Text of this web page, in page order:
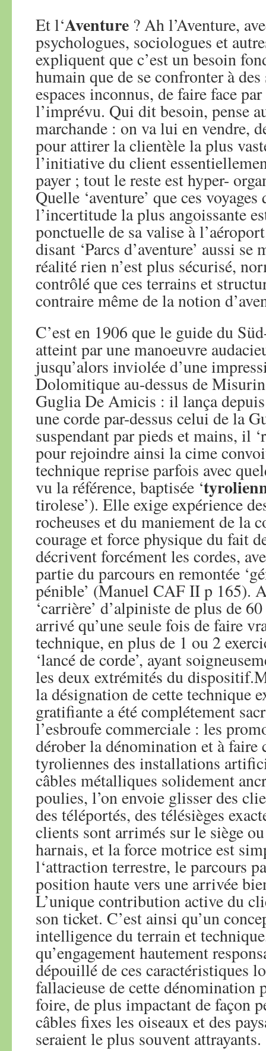
Et l‘Aventure ? Ah l’Aventure,
psychologues, sociologues et
expliquent que c’est un besoin
humain que de se confronter à
espaces inconnus, de faire face
l’imprévu. Qui dit besoin, pense
marchande : on va lui en vendre,
pour attirer la clientèle la plus
l’initiative du client
payer ; tout le reste est hyper-
Quelle ‘aventure’ que ces
l’incertitude la plus angoissante
ponctuelle de sa valise à
disant ‘Parcs d’aventure’ aussi
réalité rien n’est plus sécurisé,
contrôlé que ces terrains et
contraire même de la notion
C’est en 1906 que le guide du
atteint par une manoeuvre
jusqu’alors inviolée d’une
Dolomitique au-dessus de
Guglia De Amicis : il lança
une corde par-dessus celui de la
suspendant par pieds et mains, il
pour rejoindre ainsi la cime
technique reprise parfois avec
vu la référence, baptisée ‘
tirolese’). Elle exige expérience
rocheuses et du maniement de la
courage et force physique du fait
décrivent forcément les cordes,
partie du parcours en remontée
pénible’ (Manuel CAF II p 165).
‘carrière’ d’alpiniste de plus de
arrivé qu’une seule fois de faire
technique, en plus de 1 ou 2
‘lancé de corde’, ayant
les deux extrémités du
la désignation de cette technique
gratifiante a été complétement
l’esbroufe commerciale : les
dérober la dénomination et à faire
tyroliennes des installations
câbles métalliques solidement
poulies, l’on envoie glisser des
des téléportés, des télésièges
clients sont arrimés sur le siège
harnais, et la force motrice est
l‘attraction terrestre, le parcours
position haute vers une arrivée
L’unique contribution active du
son ticket. C’est ainsi qu’un
intelligence du terrain et
qu’engagement hautement
dépouillé de ces caractéristiques
fallacieuse de cette dénomination
foire, de plus impactant de façon
câbles fixes les oiseaux et des
seraient le plus souvent attrayants.